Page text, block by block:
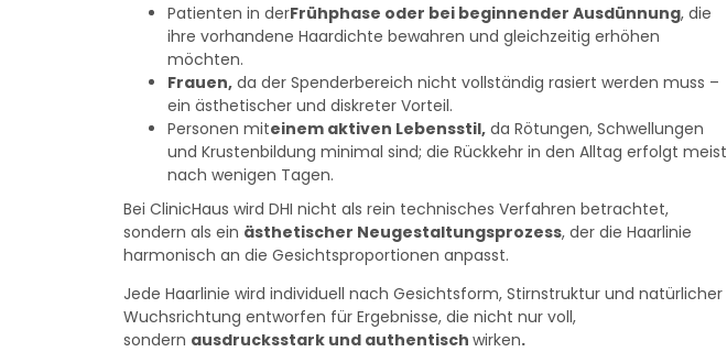
Patienten in derFrühphase oder bei beginnender Ausdünnung, die
ihre vorhandene Haardichte bewahren und gleichzeitig erhöhen
möchten.
Frauen, da der Spenderbereich nicht vollständig rasiert werden muss –
ein ästhetischer und diskreter Vorteil.
Personen miteinem aktiven Lebensstil, da Rötungen, Schwellungen
und Krustenbildung minimal sind; die Rückkehr in den Alltag erfolgt meist
nach wenigen Tagen.
Bei ClinicHaus wird DHI nicht als rein technisches Verfahren betrachtet,
sondern als ein ästhetischer Neugestaltungsprozess, der die Haarlinie
harmonisch an die Gesichtsproportionen anpasst.
Jede Haarlinie wird individuell nach Gesichtsform, Stirnstruktur und natürlicher
Wuchsrichtung entworfen für Ergebnisse, die nicht nur voll,
sondern ausdrucksstark und authentisch wirken.